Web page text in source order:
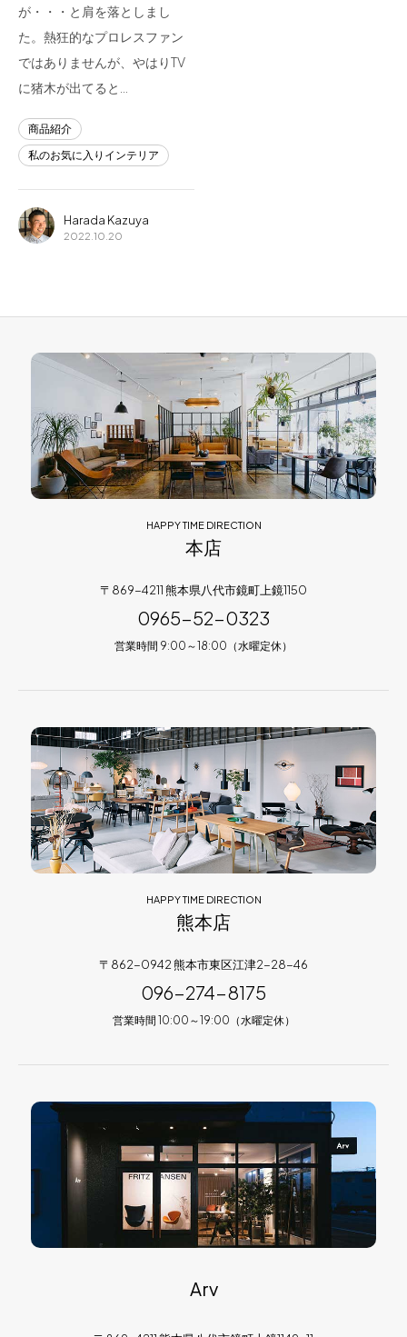
フラッグシップストア
熊本店
Arv
が・・・と肩を落としまし
た。熱狂的なプロレスファン
ではありませんが、やはりTV
に猪木が出てると…
商品紹介
私のお気に入りインテリア
Harada Kazuya
2022.10.20
HAPPY TIME DIRECTION
本店
〒869-4211 熊本県八代市鏡町上鏡1150
0965-52-0323
営業時間 9:00～18:00（水曜定休）
HAPPY TIME DIRECTION
熊本店
〒862-0942 熊本市東区江津2-28-46
096-274-8175
営業時間 10:00～19:00（水曜定休）
Arv